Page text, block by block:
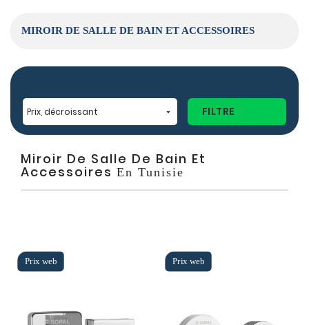
Prix, décroissant  FILTRE
Miroir De Salle De Bain Et
Accessoires En Tunisie
MIROIR DE SALLE DE BAIN ET ACCESSOIRES